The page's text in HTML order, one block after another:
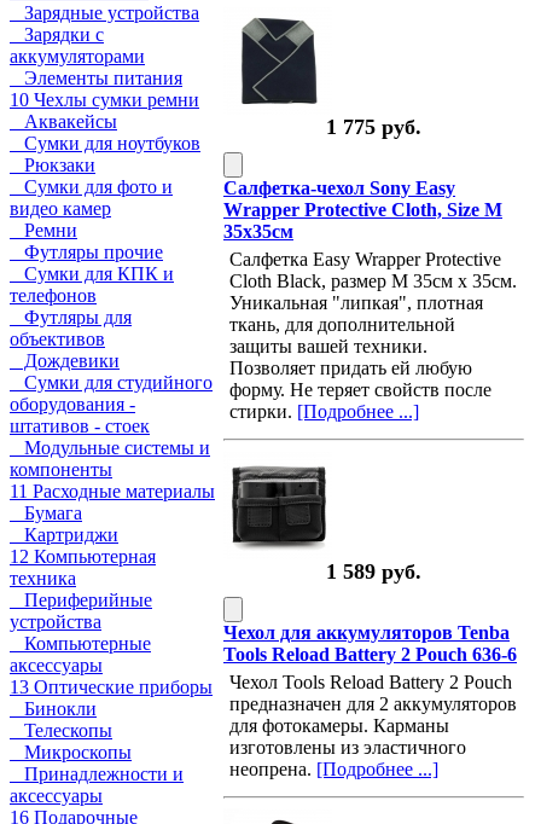
Зарядные устройства
Зарядки с
аккумуляторами
Элементы питания
10 Чехлы сумки ремни
Аквакейсы
Сумки для ноутбуков
Рюкзаки
Сумки для фото и
видео камер
Ремни
Футляры прочие
Сумки для КПК и
телефонов
Футляры для
объективов
Дождевики
Сумки для студийного
оборудования -
штативов - стоек
Модульные системы и
компоненты
11 Расходные материалы
Бумага
Картриджи
12 Компьютерная
техника
Периферийные
устройства
Компьютерные
аксессуары
13 Оптические приборы
Бинокли
Телескопы
Микроскопы
Принадлежности и
аксессуары
16 Подарочные
1 775 руб.
Салфетка-чехол Sony Easy
Wrapper Protective Cloth, Size M
35х35см
Салфетка Easy Wrapper Protective
Cloth Black, размер М 35см х 35см.
Уникальная "липкая", плотная
ткань, для дополнительной
защиты вашей техники.
Позволяет придать ей любую
форму. Не теряет свойств после
стирки. [Подробнее ...]
1 589 руб.
Чехол для аккумуляторов Tenba
Tools Reload Battery 2 Pouch 636-6
Чехол Tools Reload Battery 2 Pouch
предназначен для 2 аккумуляторов
для фотокамеры. Карманы
изготовлены из эластичного
неопрена. [Подробнее ...]